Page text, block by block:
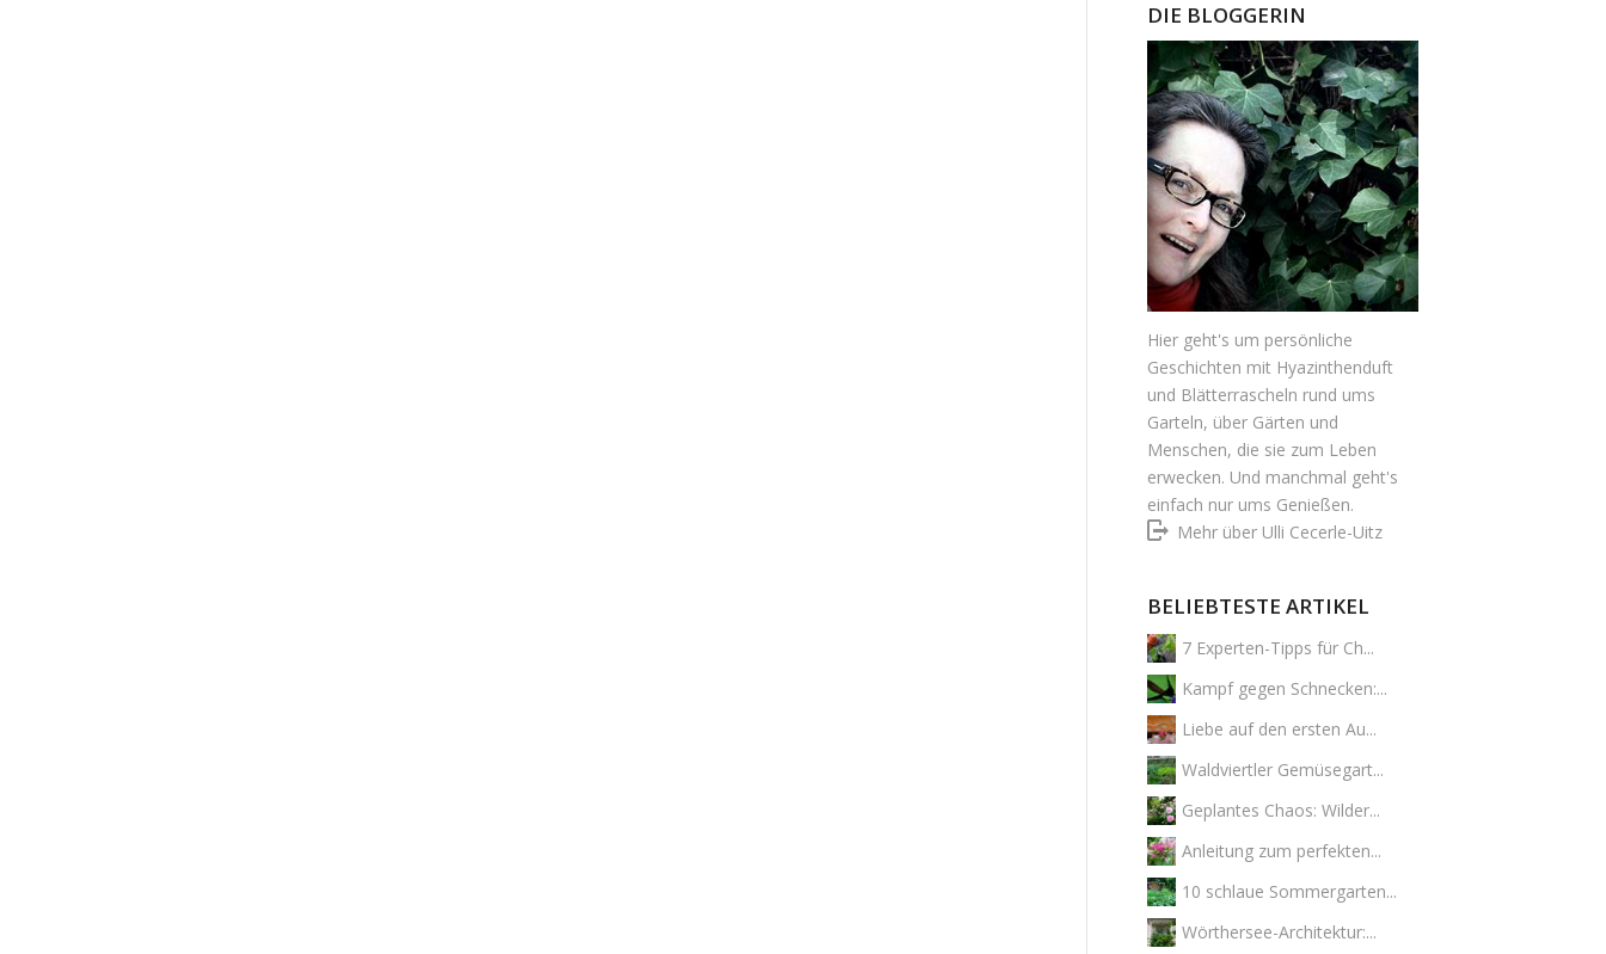
DIE BLOGGERIN
Hier geht's um persönliche
Geschichten mit Hyazinthenduft
und Blätterrascheln rund ums
Garteln, über Gärten und
Menschen, die sie zum Leben
erwecken. Und manchmal geht's
einfach nur ums Genießen.
Mehr über Ulli Cecerle-Uitz
BELIEBTESTE ARTIKEL
7 Experten-Tipps für Ch...
Kampf gegen Schnecken:...
Liebe auf den ersten Au...
Waldviertler Gemüsegart...
Geplantes Chaos: Wilder...
Anleitung zum perfekten...
10 schlaue Sommergarten...
Wörthersee-Architektur:...